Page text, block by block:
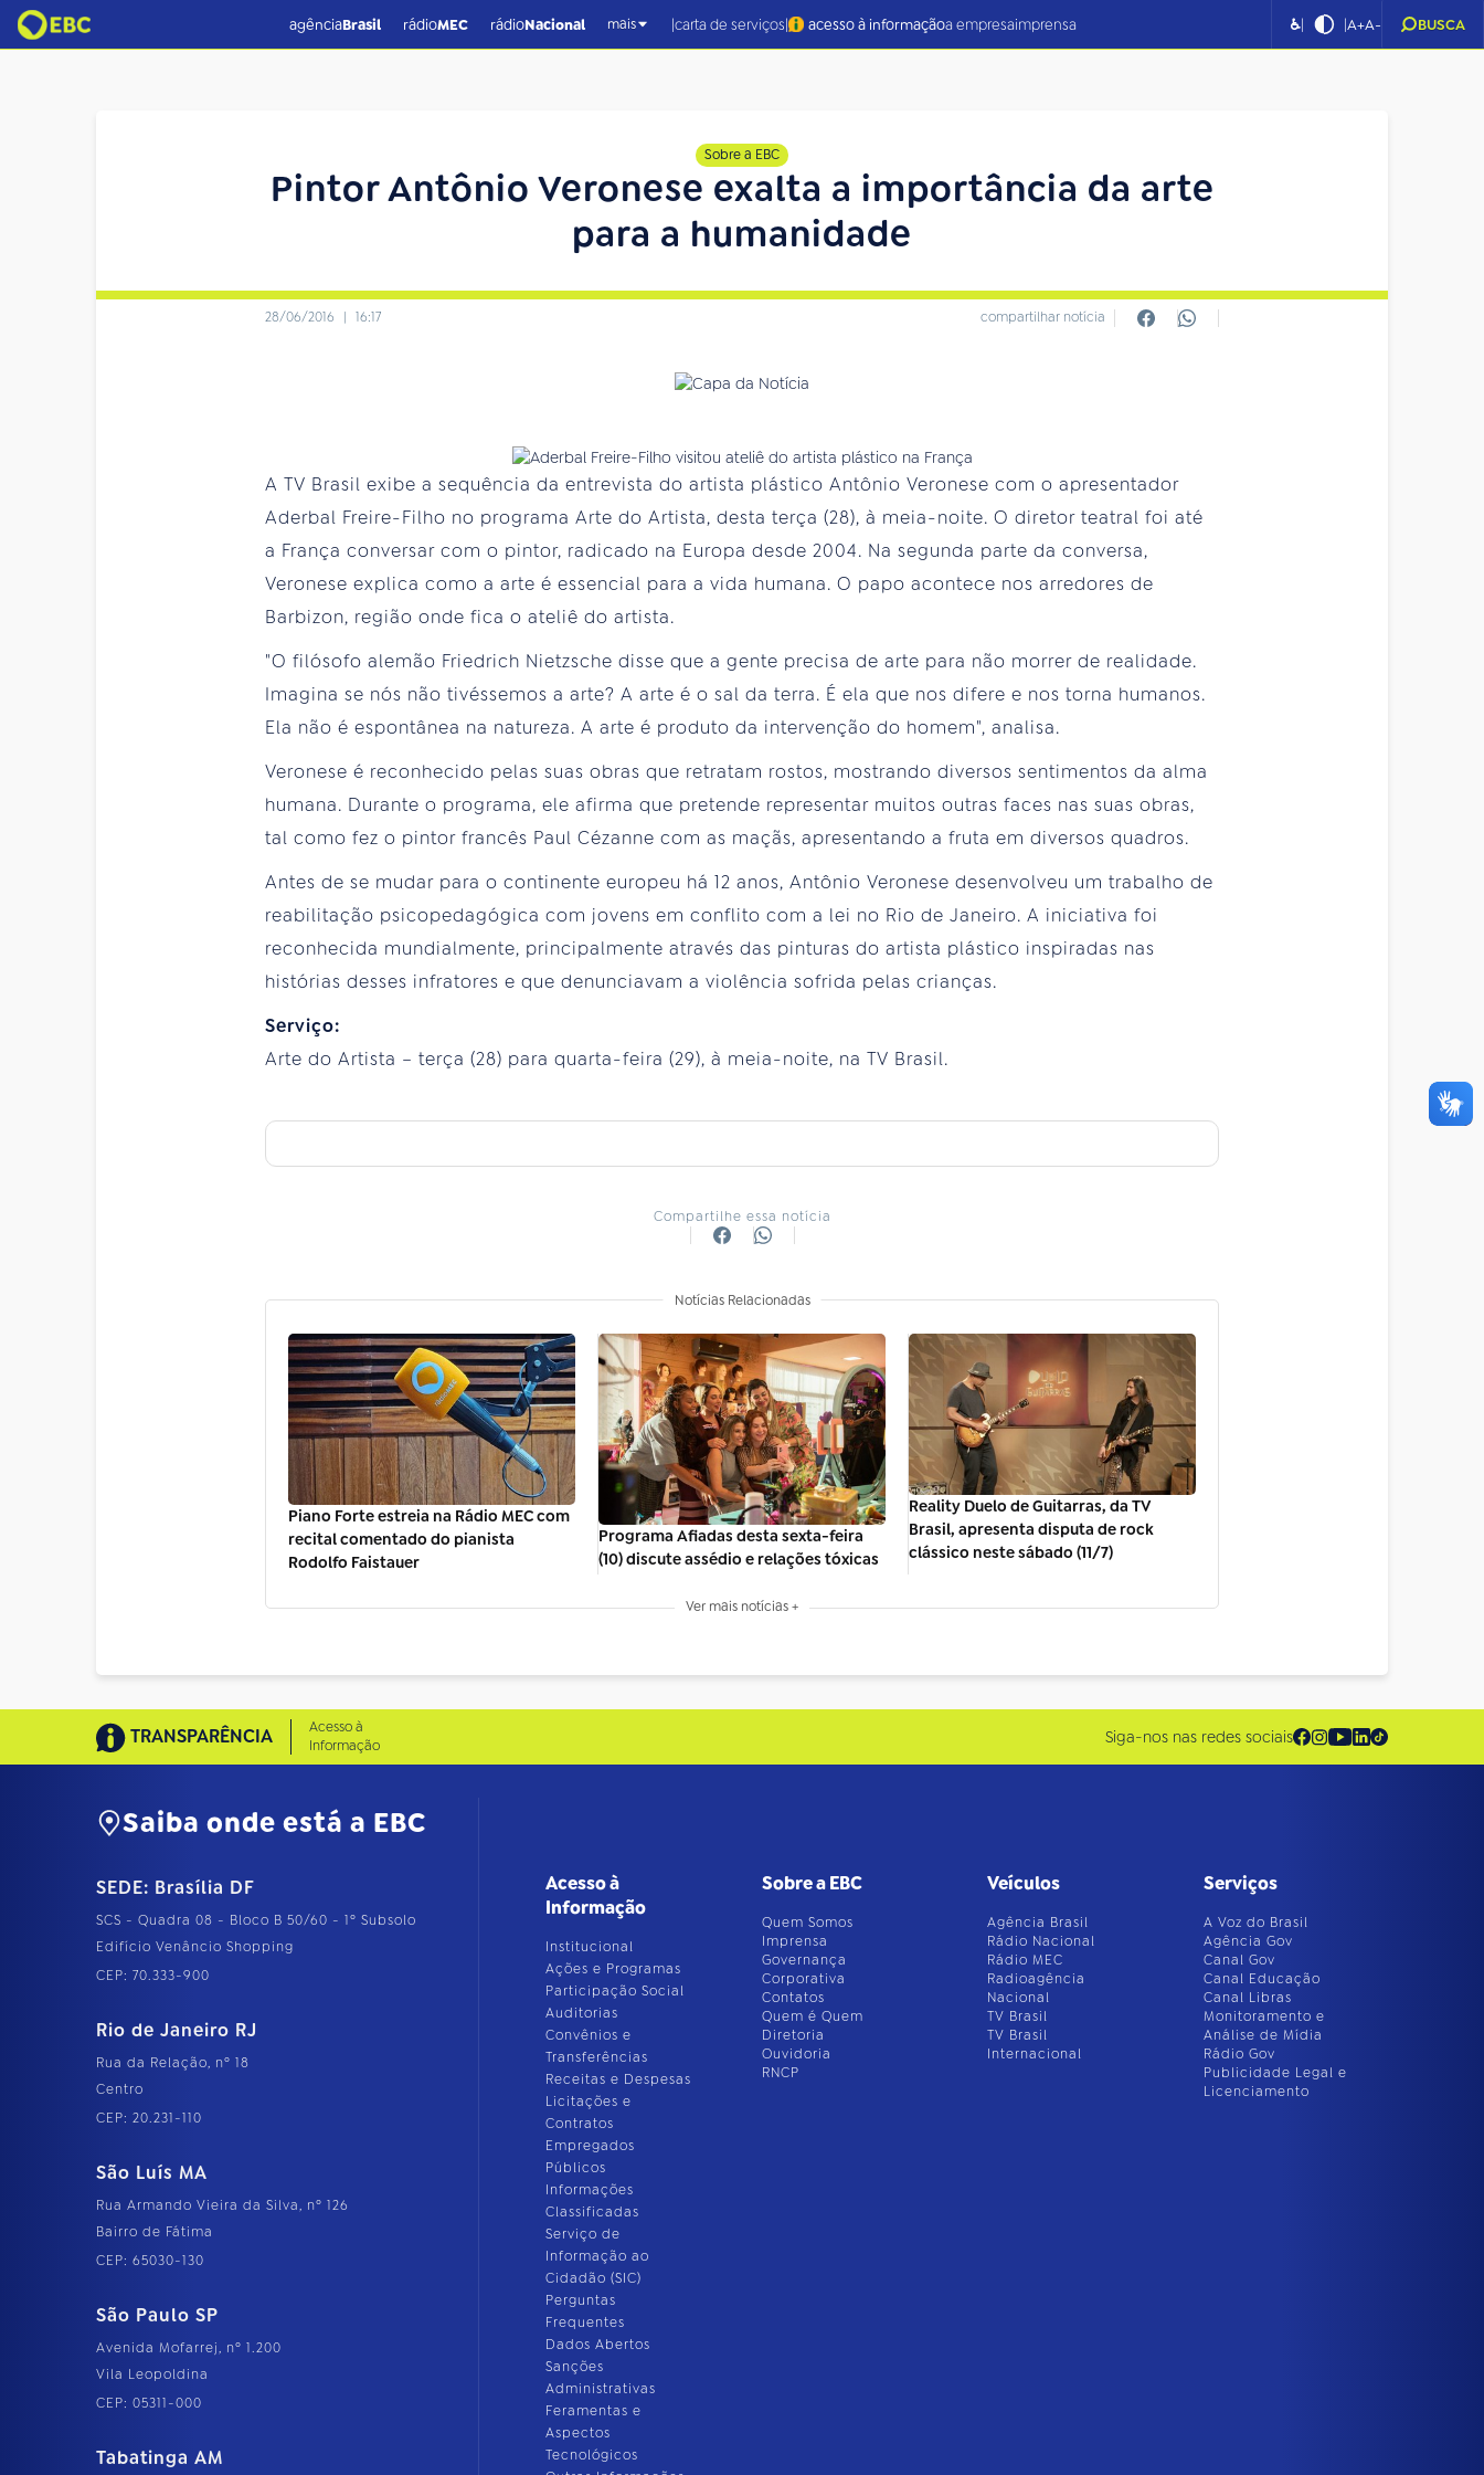
agênciaBrasil rádioMEC rádioNacional mais |carta de serviços| acesso à informaçãoa empresaimprensa ♿| |A+A- BUSCA
Sobre a EBC
Pintor Antônio Veronese exalta a importância da arte
para a humanidade
28/06/2016 | 16:17 compartilhar notícia
A TV Brasil exibe a sequência da entrevista do artista plástico Antônio Veronese com o apresentador
Aderbal Freire-Filho no programa Arte do Artista, desta terça (28), à meia-noite. O diretor teatral foi até
a França conversar com o pintor, radicado na Europa desde 2004. Na segunda parte da conversa,
Veronese explica como a arte é essencial para a vida humana. O papo acontece nos arredores de
Barbizon, região onde fica o ateliê do artista.
"O filósofo alemão Friedrich Nietzsche disse que a gente precisa de arte para não morrer de realidade.
Imagina se nós não tivéssemos a arte? A arte é o sal da terra. É ela que nos difere e nos torna humanos.
Ela não é espontânea na natureza. A arte é produto da intervenção do homem", analisa.
Veronese é reconhecido pelas suas obras que retratam rostos, mostrando diversos sentimentos da alma
humana. Durante o programa, ele afirma que pretende representar muitos outras faces nas suas obras,
tal como fez o pintor francês Paul Cézanne com as maçãs, apresentando a fruta em diversos quadros.
Antes de se mudar para o continente europeu há 12 anos, Antônio Veronese desenvolveu um trabalho de
reabilitação psicopedagógica com jovens em conflito com a lei no Rio de Janeiro. A iniciativa foi
reconhecida mundialmente, principalmente através das pinturas do artista plástico inspiradas nas
histórias desses infratores e que denunciavam a violência sofrida pelas crianças.
Serviço:
Arte do Artista – terça (28) para quarta-feira (29), à meia-noite, na TV Brasil.
Compartilhe essa notícia
Notícias Relacionadas
Piano Forte estreia na Rádio MEC com
recital comentado do pianista
Rodolfo Faistauer
Programa Afiadas desta sexta-feira
(10) discute assédio e relações tóxicas
Reality Duelo de Guitarras, da TV
Brasil, apresenta disputa de rock
clássico neste sábado (11/7)
Ver mais notícias +
TRANSPARÊNCIA
Acesso à
Informação
Siga-nos nas redes sociais
Saiba onde está a EBC
SEDE: Brasília DF
SCS - Quadra 08 - Bloco B 50/60 - 1º Subsolo
Edifício Venâncio Shopping
CEP: 70.333-900
Rio de Janeiro RJ
Rua da Relação, nº 18
Centro
CEP: 20.231-110
São Luís MA
Rua Armando Vieira da Silva, nº 126
Bairro de Fátima
CEP: 65030-130
São Paulo SP
Avenida Mofarrej, nº 1.200
Vila Leopoldina
CEP: 05311-000
Tabatinga AM
Acesso à
Informação
Institucional
Ações e Programas
Participação Social
Auditorias
Convênios e
Transferências
Receitas e Despesas
Licitações e
Contratos
Empregados
Públicos
Informações
Classificadas
Serviço de
Informação ao
Cidadão (SIC)
Perguntas
Frequentes
Dados Abertos
Sanções
Administrativas
Feramentas e
Aspectos
Tecnológicos
Sobre a EBC
Quem Somos
Imprensa
Governança
Corporativa
Contatos
Quem é Quem
Diretoria
Ouvidoria
RNCP
Veículos
Agência Brasil
Rádio Nacional
Rádio MEC
Radioagência
Nacional
TV Brasil
TV Brasil
Internacional
Serviços
A Voz do Brasil
Agência Gov
Canal Gov
Canal Educação
Canal Libras
Monitoramento e
Análise de Mídia
Rádio Gov
Publicidade Legal e
Licenciamento